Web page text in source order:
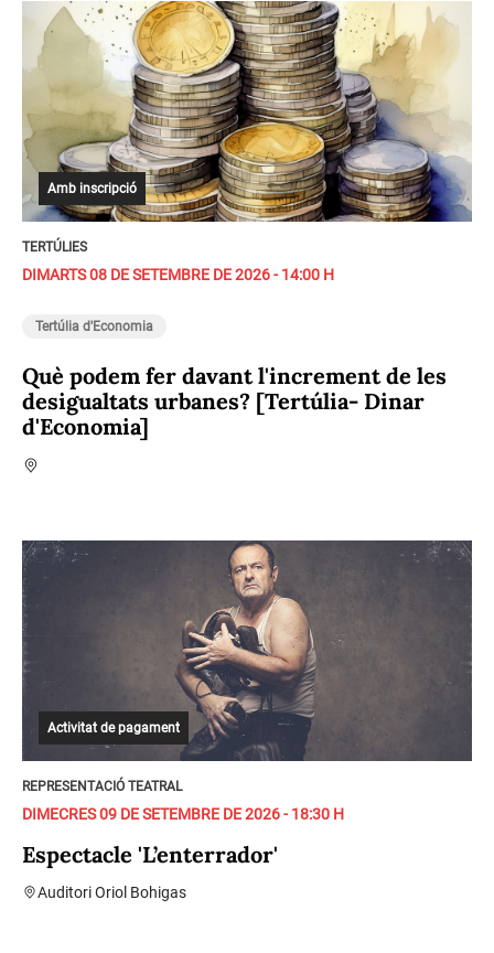
Amb inscripció
TERTÚLIES
DIMARTS 08 DE SETEMBRE DE 2026 - 14:00 H
Tertúlia d'Economia
Què podem fer davant l'increment de les
desigualtats urbanes? [Tertúlia- Dinar
d'Economia]
Activitat de pagament
REPRESENTACIÓ TEATRAL
DIMECRES 09 DE SETEMBRE DE 2026 - 18:30 H
Espectacle 'L’enterrador'
Auditori Oriol Bohigas